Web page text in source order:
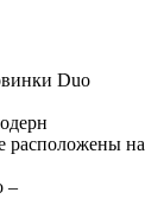
Duo
расположены на
–